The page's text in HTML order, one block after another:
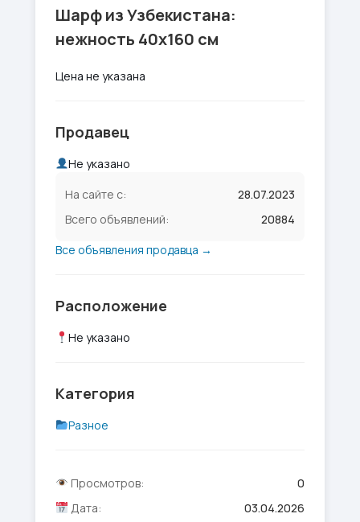
Шарф из Узбекистана:
нежность 40х160 см
Цена не указана
Продавец
Не указано
На сайте с:
28.07.2023
Всего объявлений:
20884
Все объявления продавца →
Расположение
Не указано
Категория
Разное
Просмотров:
0
Дата:
03.04.2026